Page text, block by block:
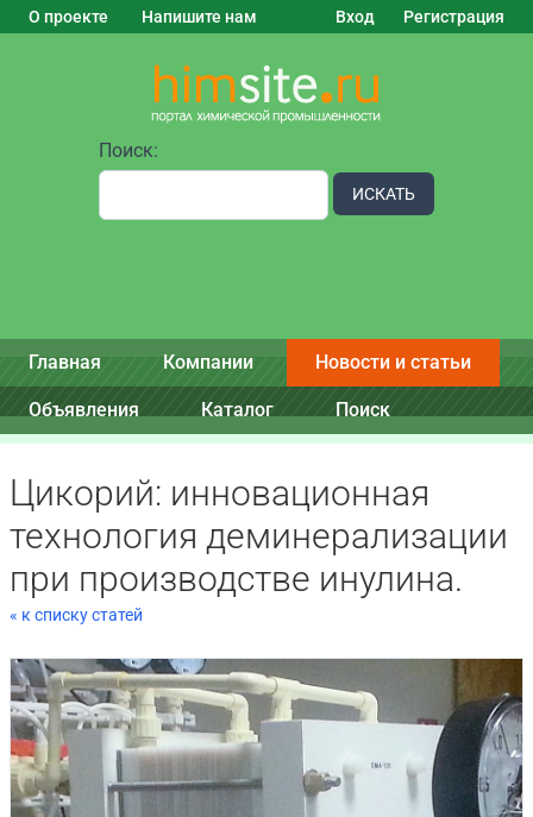
О проекте Напишите нам Вход Регистрация
Поиск:
ИСКАТЬ
Главная Компании Новости и статьи
Объявления Каталог Поиск
Цикорий: инновационная
технология деминерализации
при производстве инулина.
« к списку статей